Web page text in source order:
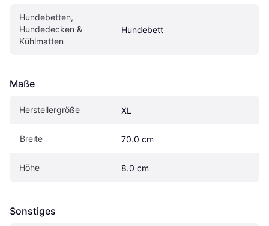
Hundebetten,
Hundedecken &
Kühlmatten
Hundebett
Maße
Herstellergröße XL
Breite 70.0 cm
Höhe 8.0 cm
Sonstiges